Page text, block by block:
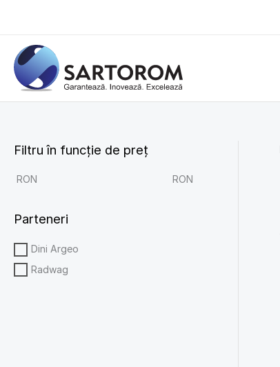
content
Filtru în funcție de preț
RON RON
Parteneri
Dini Argeo
Radwag